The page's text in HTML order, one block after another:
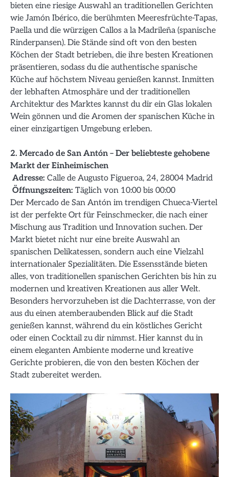
bieten eine riesige Auswahl an traditionellen Gerichten
wie Jamón Ibérico, die berühmten Meeresfrüchte-Tapas,
Paella und die würzigen Callos a la Madrileña (spanische
Rinderpansen). Die Stände sind oft von den besten
Köchen der Stadt betrieben, die ihre besten Kreationen
präsentieren, sodass du die authentische spanische
Küche auf höchstem Niveau genießen kannst. Inmitten
der lebhaften Atmosphäre und der traditionellen
Architektur des Marktes kannst du dir ein Glas lokalen
Wein gönnen und die Aromen der spanischen Küche in
einer einzigartigen Umgebung erleben.
2. Mercado de San Antón – Der beliebteste gehobene
Markt der Einheimischen
Adresse: Calle de Augusto Figueroa, 24, 28004 Madrid
Öffnungszeiten: Täglich von 10:00 bis 00:00
Der Mercado de San Antón im trendigen Chueca-Viertel
ist der perfekte Ort für Feinschmecker, die nach einer
Mischung aus Tradition und Innovation suchen. Der
Markt bietet nicht nur eine breite Auswahl an
spanischen Delikatessen, sondern auch eine Vielzahl
internationaler Spezialitäten. Die Essensstände bieten
alles, von traditionellen spanischen Gerichten bis hin zu
modernen und kreativen Kreationen aus aller Welt.
Besonders hervorzuheben ist die Dachterrasse, von der
aus du einen atemberaubenden Blick auf die Stadt
genießen kannst, während du ein köstliches Gericht
oder einen Cocktail zu dir nimmst. Hier kannst du in
einem eleganten Ambiente moderne und kreative
Gerichte probieren, die von den besten Köchen der
Stadt zubereitet werden.